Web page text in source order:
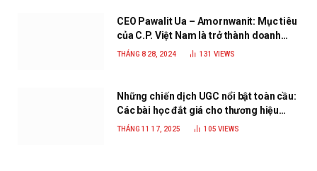
CEO Pawalit Ua – Amornwanit: Mục tiêu
của C.P. Việt Nam là trở thành doanh
nghiệp xanh, phát triển bền vững
THÁNG 8 28, 2024 131 VIEWS
Những chiến dịch UGC nổi bật toàn cầu:
Các bài học đắt giá cho thương hiệu
năm 2025
THÁNG 11 17, 2025 105 VIEWS